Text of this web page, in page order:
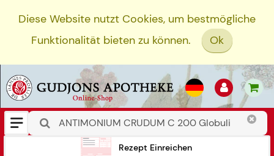
Diese Website nutzt Cookies, um bestmögliche
Funktionalität bieten zu können.
Ok
Rezept Einreichen